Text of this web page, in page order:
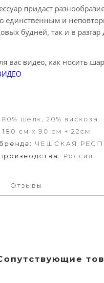
придаст
единственным и
будней, так и в
вас видео, как носить
80% шелк, 20% вискоза
180 см х 90 см + 22см
ЧЕШСКАЯ
Россия
Отзывы